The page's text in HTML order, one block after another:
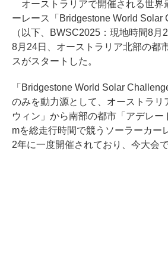
オーストラリアで開催される世界
ーレース「Bridgestone World Solar
（以下、BWSC2025：現地時間8月
8月24日、オーストラリア北部の都
スがスタートした。
「Bridgestone World Solar
のみを動力源として、オーストラリ
ウィン」から南部の都市「アデレー
mを総走行時間で競うソーラーカー
2年に一度開催されており、今大会